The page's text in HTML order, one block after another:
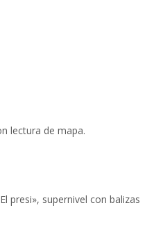
lectura de mapa.
presi», supernivel con balizas